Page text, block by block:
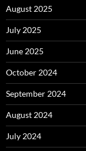
August 2025
July 2025
June 2025
October 2024
September 2024
August 2024
July 2024